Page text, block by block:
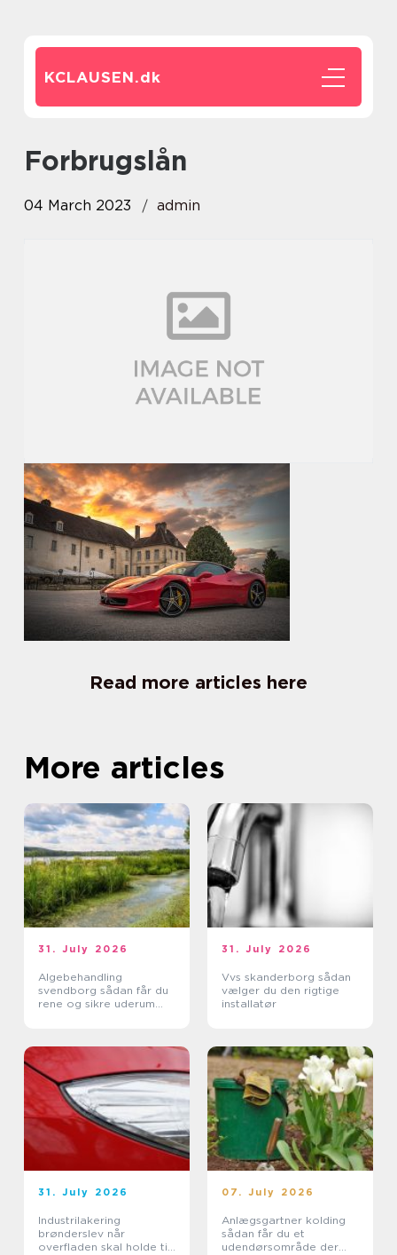
KCLAUSEN.dk
Forbrugslån
04 March 2023 admin
Read more articles here
More articles
31. July 2026
Algebehandling
svendborg sådan får du
rene og sikre uderum
31. July 2026
Vvs skanderborg sådan
vælger du den rigtige
installatør
31. July 2026
Industrilakering
brønderslev når
overfladen skal holde til
07. July 2026
Anlægsgartner kolding
sådan får du et
udendørsområde der